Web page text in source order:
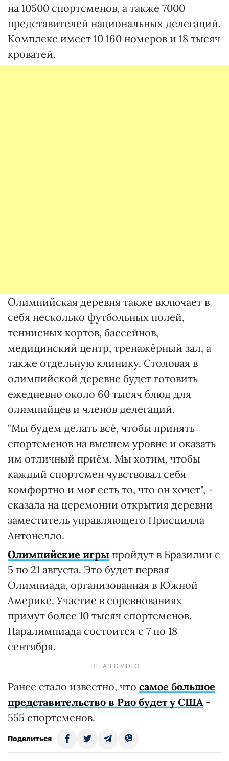
на 10500 спортсменов, а также 7000
представителей национальных делегаций.
Комплекс имеет 10 160 номеров и 18 тысяч
кроватей.
Олимпийская деревня также включает в
себя несколько футбольных полей,
теннисных кортов, бассейнов,
медицинский центр, тренажёрный зал, а
также отдельную клинику. Столовая в
олимпийской деревне будет готовить
ежедневно около 60 тысяч блюд для
олимпийцев и членов делегаций.
"Мы будем делать всё, чтобы принять
спортсменов на высшем уровне и оказать
им отличный приём. Мы хотим, чтобы
каждый спортсмен чувствовал себя
комфортно и мог есть то, что он хочет", -
сказала на церемонии открытия деревни
заместитель управляющего Присцилла
Антонелло.
Олимпийские игры пройдут в Бразилии с
5 по 21 августа. Это будет первая
Олимпиада, организованная в Южной
Америке. Участие в соревнованиях
примут более 10 тысяч спортсменов.
Паралимпиада состоится с 7 по 18
сентября.
RELATED VIDEO
Ранее стало известно, что самое большое
представительство в Рио будет у США-
555 спортсменов.
Поделиться